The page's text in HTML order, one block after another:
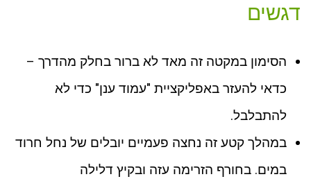
דגשים
הסימון במקטה זה מאד לא ברור בחלק מהדרך –
כדאי להעזר באפליקציית "עמוד ענן" כדי לא
להתבלבל.
במהלך קטע זה נחצה פעמיים יובלים של נחל חרוד
במים. בחורף הזרימה עזה ובקיץ דלילה